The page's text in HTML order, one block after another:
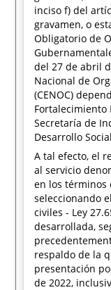
inciso f) del
gravamen, o
Obligatorio de
del 27 de abril
Nacional de
(CENOC)
Secretaría de
Desarrollo
A tal efecto, el
al servicio
en los términos
seleccionando
civiles - Ley
desarrollada,
respaldo de la
presentación
de 2022,